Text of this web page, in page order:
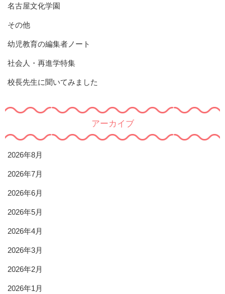
名古屋文化学園
その他
幼児教育の編集者ノート
社会人・再進学特集
校長先生に聞いてみました
アーカイブ
2026年8月
2026年7月
2026年6月
2026年5月
2026年4月
2026年3月
2026年2月
2026年1月